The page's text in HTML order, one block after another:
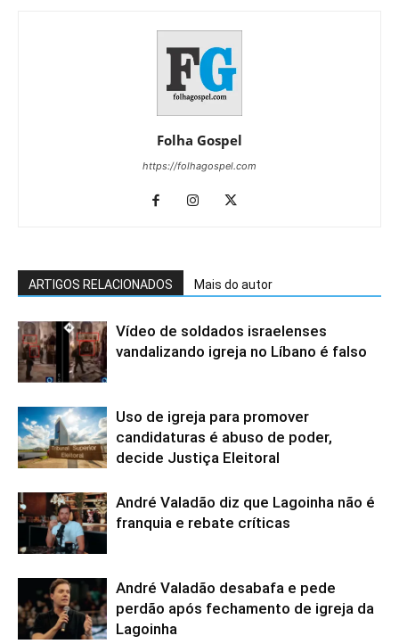
Folha Gospel
https://folhagospel.com
ARTIGOS RELACIONADOS Mais do autor
Vídeo de soldados israelenses
vandalizando igreja no Líbano é falso
Uso de igreja para promover
candidaturas é abuso de poder,
decide Justiça Eleitoral
André Valadão diz que Lagoinha não é
franquia e rebate críticas
André Valadão desabafa e pede
perdão após fechamento de igreja da
Lagoinha